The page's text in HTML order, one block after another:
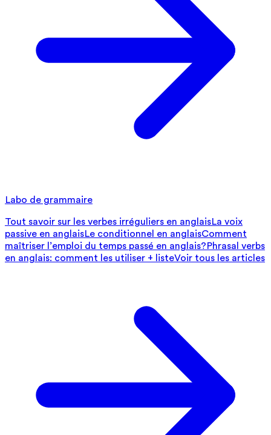
Labo de grammaire
Tout savoir sur les verbes irréguliers en anglaisLa voix
passive en anglaisLe conditionnel en anglaisComment
maîtriser l’emploi du temps passé en anglais?Phrasal verbs
en anglais: comment les utiliser + listeVoir tous les articles